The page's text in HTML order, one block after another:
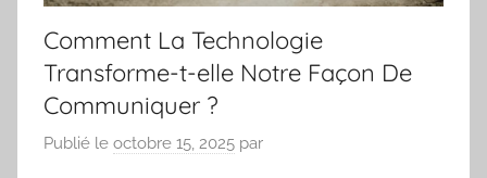
Comment La Technologie
Transforme-t-elle Notre Façon De
Communiquer ?
Publié le octobre 15, 2025 par